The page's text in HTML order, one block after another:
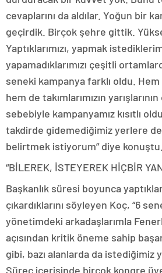
cevaplarını da aldılar. Yoğun bir
geçirdik. Birçok şehre gittik.
Yaptıklarımızı, yapmak
yapamadıklarımızı çeşitli
seneki kampanya farklı oldu.
hem de takımlarımızın
sebebiyle kampanyamız kısıtlı
takdirde gidemediğimiz yerlere
belirtmek istiyorum” diye konuştu.
“BİLEREK, İSTEYEREK HİÇBİR
Başkanlık süresi boyunca
çıkardıklarını söyleyen Koç, “6
yönetimdeki arkadaşlarımla
açısından kritik öneme sahip
gibi, bazı alanlarda da istediğimiz
Süreç içerisinde birçok kongre